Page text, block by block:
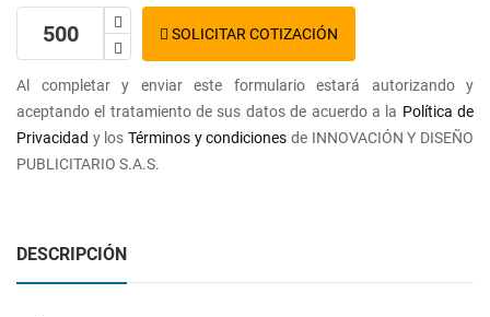
SOLICITAR COTIZACIÓN
Al completar y enviar este formulario estará autorizando y
aceptando el tratamiento de sus datos de acuerdo a la Política de
Privacidad y los Términos y condiciones de INNOVACIÓN Y DISEÑO
PUBLICITARIO S.A.S.
DESCRIPCIÓN